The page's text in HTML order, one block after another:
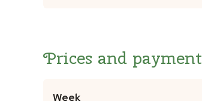
Prices and payment
Week